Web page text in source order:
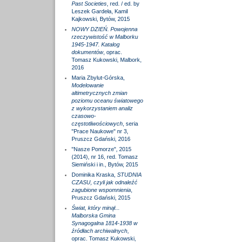
Past Societies, red. / ed. by
Leszek Gardeła, Kamil
Kajkowski, Bytów, 2015
NOWY DZIEŃ. Powojenna
rzeczywistość w Malborku
1945-1947. Katalog
dokumentów, oprac.
Tomasz Kukowski, Malbork,
2016
Maria Zbylut-Górska,
Modelowanie
altimetrycznych zmian
poziomu oceanu światowego
z wykorzystaniem analiz
czasowo-
częstotliwościowych, seria
"Prace Naukowe" nr 3,
Pruszcz Gdański, 2016
"Nasze Pomorze", 2015
(2014), nr 16, red. Tomasz
Siemiński i in., Bytów, 2015
Dominika Kraska, STUDNIA
CZASU, czyli jak odnaleźć
zagubione wspomnienia,
Pruszcz Gdański, 2015
Świat, który minął...
Malborska Gmina
Synagogalna 1814-1938 w
źródłach archiwalnych,
oprac. Tomasz Kukowski,